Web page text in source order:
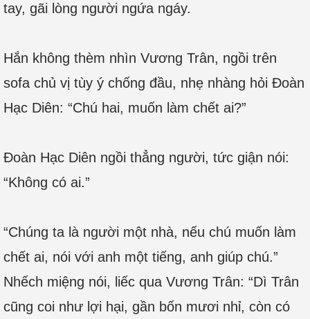
tay, gãi lòng người ngứa ngáy.
Hắn không thèm nhìn Vương Trân, ngồi trên
sofa chủ vị tùy ý chống đầu, nhẹ nhàng hỏi Đoàn
Hạc Diên: “Chú hai, muốn làm chết ai?”
Đoàn Hạc Diên ngồi thẳng người, tức giận nói:
“Không có ai.”
“Chúng ta là người một nhà, nếu chú muốn làm
chết ai, nói với anh một tiếng, anh giúp chú.”
Nhếch miệng nói, liếc qua Vương Trân: “Dì Trân
cũng coi như lợi hại, gần bốn mươi nhỉ, còn có